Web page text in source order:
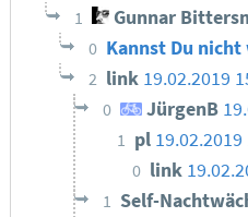
1 Gunnar
0 Kannst Du
2 link 19.02.2019
0 JürgenB
1 pl 19.02.2019
0 link
1 Self-